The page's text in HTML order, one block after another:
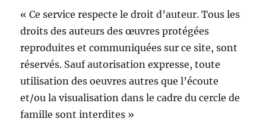
« Ce service respecte le droit d’auteur. Tous les
droits des auteurs des œuvres protégées
reproduites et communiquées sur ce site, sont
réservés. Sauf autorisation expresse, toute
utilisation des oeuvres autres que l’écoute
et/ou la visualisation dans le cadre du cercle de
famille sont interdites »